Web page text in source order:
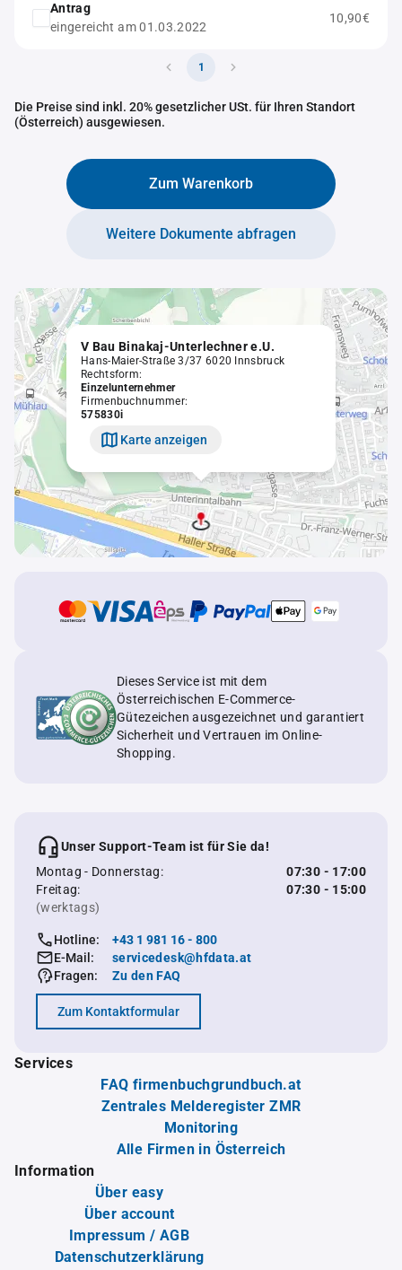
Antrag
eingereicht am 01.03.2022
10,90€
1
Die Preise sind inkl. 20% gesetzlicher USt. für Ihren Standort
(Österreich) ausgewiesen.
Zum Warenkorb
Weitere Dokumente abfragen
V Bau Binakaj-Unterlechner e.U.
Hans-Maier-Straße 3/37 6020 Innsbruck
Rechtsform:
Einzelunternehmer
Firmenbuchnummer:
575830i
Karte anzeigen
Dieses Service ist mit dem
Österreichischen E-Commerce-
Gütezeichen ausgezeichnet und garantiert
Sicherheit und Vertrauen im Online-
Shopping.
Unser Support-Team ist für Sie da!
Montag - Donnerstag:
07:30 - 17:00
Freitag:
07:30 - 15:00
(werktags)
Hotline:
+43 1 981 16 - 800
E-Mail:
servicedesk@hfdata.at
Fragen:
Zu den FAQ
Zum Kontaktformular
Services
FAQ firmenbuchgrundbuch.at
Zentrales Melderegister ZMR
Monitoring
Alle Firmen in Österreich
Information
Über easy
Über account
Impressum / AGB
Datenschutzerklärung